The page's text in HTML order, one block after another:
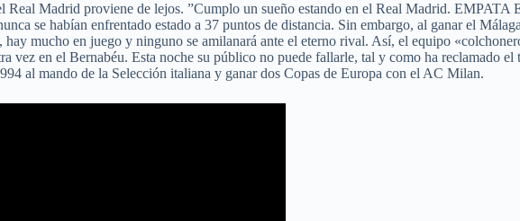
Real Madrid proviene de lejos. ”Cumplo un sueño estando en el Real Madrid.
se habían enfrentado estado a 37 puntos de distancia. Sin embargo, al ganar el
hay mucho en juego y ninguno se amilanará ante el eterno rival. Así, el equipo
vez en el Bernabéu. Esta noche su público no puede fallarle, tal y como ha reclamado
al mando de la Selección italiana y ganar dos Copas de Europa con el AC Milan.